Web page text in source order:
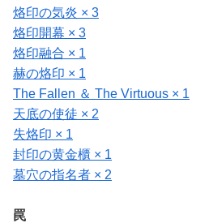
烙印の気炎 × 3
烙印開幕 × 3
烙印融合 × 1
赫の烙印 × 1
The Fallen ＆ The Virtuous × 1
天底の使徒 × 2
失烙印 × 1
封印の黄金櫃 × 1
墓穴の指名者 × 2
罠